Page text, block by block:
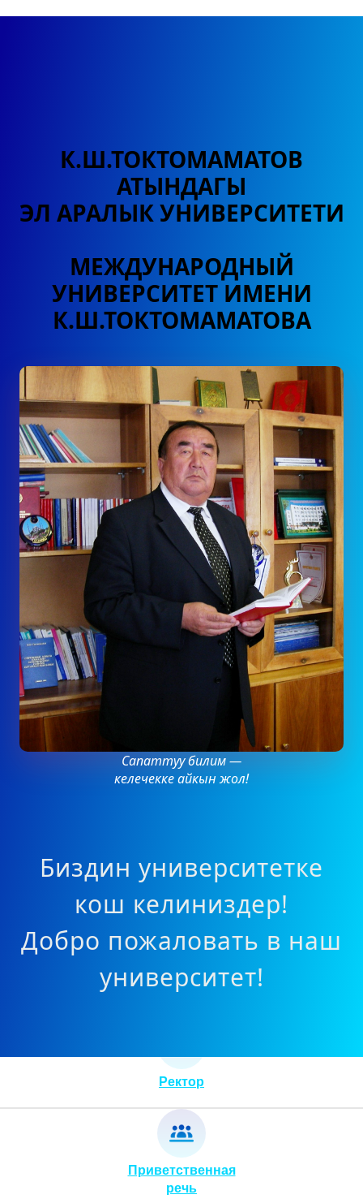
К.Ш.ТОКТОМАМАТОВ
АТЫНДАГЫ
ЭЛ АРАЛЫК УНИВЕРСИТЕТИ
МЕЖДУНАРОДНЫЙ
УНИВЕРСИТЕТ ИМЕНИ
К.Ш.ТОКТОМАМАТОВА
Сапаттуу билим —
келечекке айкын жол!
Биздин университетке
кош келиниздер!
Добро пожаловать в наш
университет!
Ректор
Приветственная
речь